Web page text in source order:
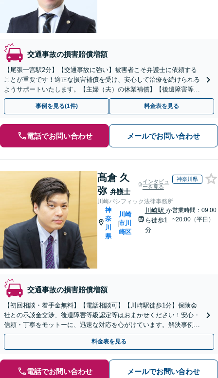
交通事故の損害賠償増額
【尾張一宮駅2分】【交通事故に強い】被害者こそ弁護士に依頼する
ことが重要です！適正な損害補償を受け、安心して治療を続けられる
ようサポートいたします。【主婦（夫）の休業補償】【後遺障害等級
認定】【死亡事案】【初回相談無料】
事例を見る(1件) 料金表を見る
電話でお問い合わせ メールでお問い合わせ
髙倉 久
弥 弁護士
インタビュ
ーを見る
神奈川県
川崎パシフィック法律事務所
神
奈
川
県
|
川崎
市川
崎区
川崎駅 か
ら徒歩1
分
営業時間：09:00
~20:00（平日）
交通事故の損害賠償増額
【初回相談・着手金無料】【電話相談可】【川崎駅徒歩1分】保険会
社との示談金交渉、後遺障害等級認定等はおまかせください！安心・
信頼・丁寧をモットーに、迅速な対応を心がけています。解決事例も
多数あり、交通事故に強い法律事務所と自負しております。
料金表を見る
電話でお問い合わせ メールでお問い合わせ